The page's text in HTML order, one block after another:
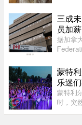
五起延
三成
员加薪
据加拿
薪。数
薪资提
蒙特
乐迷
蒙特利
时，突